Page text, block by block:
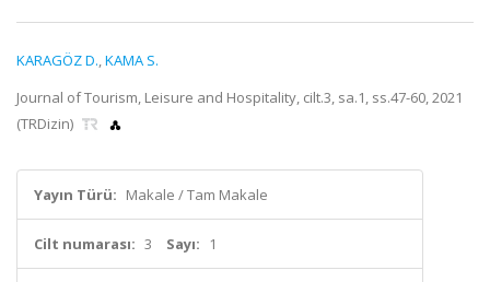
KARAGÖZ D.,KAMA S.
Journal of Tourism, Leisure and Hospitality, cilt.3, sa.1, ss.47-60, 2021
(TRDizin)
Yayın Türü: Makale / Tam Makale
Cilt numarası: 3 Sayı: 1